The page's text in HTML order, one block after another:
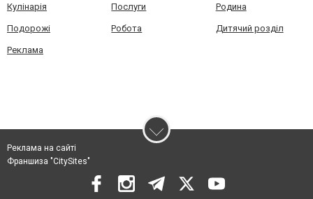
Кулінарія Послуги Родина
Подорожі Робота Дитячий розділ
Реклама
Реклама на сайті
Франшиза "CitySites"